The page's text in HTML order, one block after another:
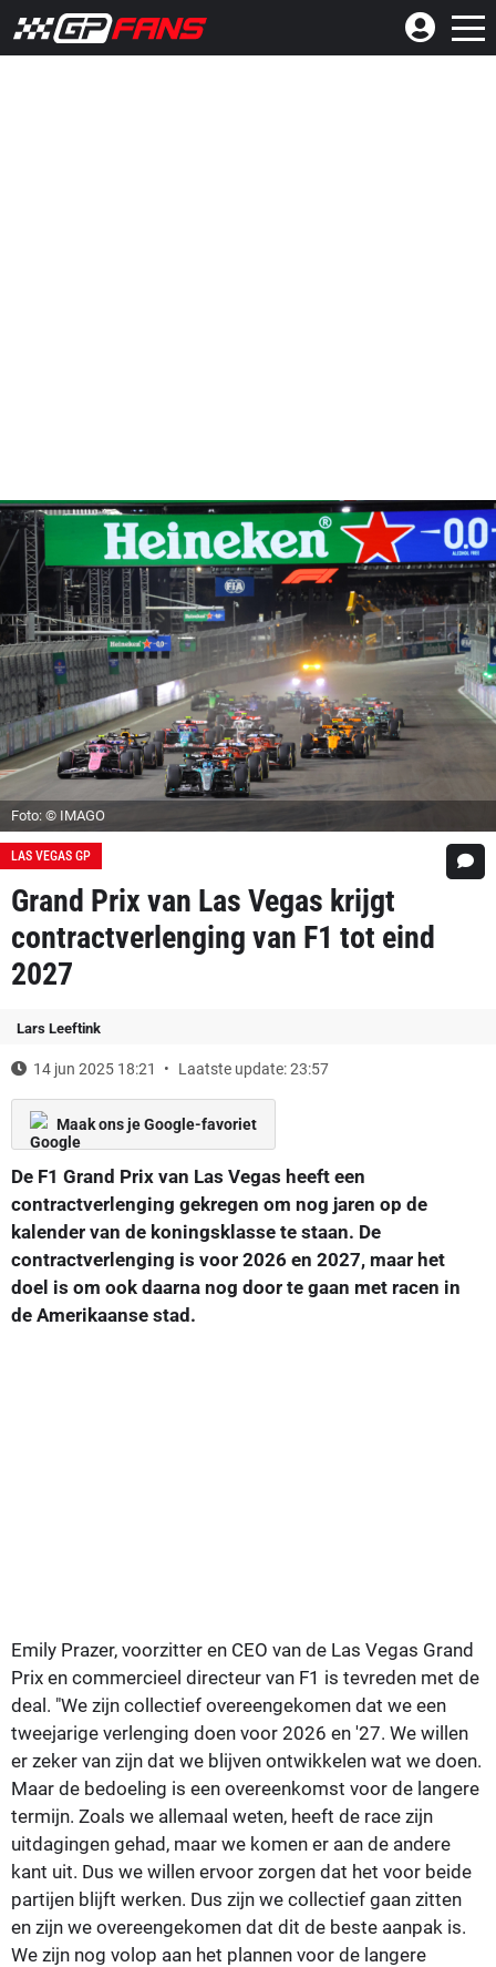
Foto: © IMAGO
LAS VEGAS GP
Grand Prix van Las Vegas krijgt
contractverlenging van F1 tot eind
2027
Lars Leeftink
14 jun 2025 18:21 Laatste update: 23:57
Maak ons je Google-favoriet
De F1 Grand Prix van Las Vegas heeft een
contractverlenging gekregen om nog jaren op de
kalender van de koningsklasse te staan. De
contractverlenging is voor 2026 en 2027, maar het
doel is om ook daarna nog door te gaan met racen in
de Amerikaanse stad.
Emily Prazer, voorzitter en CEO van de Las Vegas Grand
Prix en commercieel directeur van F1 is tevreden met de
deal. "We zijn collectief overeengekomen dat we een
tweejarige verlenging doen voor 2026 en '27. We willen
er zeker van zijn dat we blijven ontwikkelen wat we doen.
Maar de bedoeling is een overeenkomst voor de langere
termijn. Zoals we allemaal weten, heeft de race zijn
uitdagingen gehad, maar we komen er aan de andere
kant uit. Dus we willen ervoor zorgen dat het voor beide
partijen blijft werken. Dus zijn we collectief gaan zitten
en zijn we overeengekomen dat dit de beste aanpak is.
We zijn nog volop aan het plannen voor de langere